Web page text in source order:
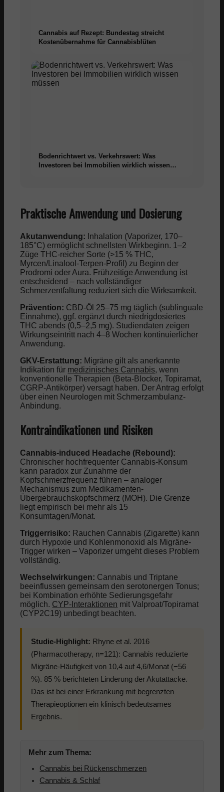
Cannabis auf Rezept: Bundestag streicht
Kostenübernahme für Cannabisblüten
Bodenrichtwert vs. Verkehrswert: Was
Investoren bei Immobilien wirklich wissen
Praktische Anwendung und Dosierung
Akutanwendung: Inhalation (Vaporizer, 170–
185°C) ermöglicht schnellsten Wirkbeginn. 1–2
Züge THC-reicher Sorte (>15 % THC,
Myrcen/Linalool-Terpen-Profil) zu Beginn der
Prodromi oder Aura. Frühzeitige Anwendung ist
entscheidend – nach vollständiger
Schmerzentfaltung reduziert sich die Wirksamkeit.
Prävention: CBD-Öl 25–75 mg täglich (sublinguale
Einnahme), ggf. ergänzt durch niedrigdosiertes
THC abends (0,5–2,5 mg). Studiendaten zeigen
Wirkungseintritt nach 4–8 Wochen kontinuierlicher
Anwendung.
GKV-Erstattung: Migräne gilt als anerkannte
Indikation für medizinisches Cannabis, wenn
konventionelle Therapien (Beta-Blocker, Topiramat,
CGRP-Antikörper) versagt haben. Der Antrag erfolgt
über einen Neurologen mit Schmerzambulanz-
Anbindung.
Kontraindikationen und Risiken
Cannabis-induced Headache (Rebound):
Chronischer hochfrequenter Cannabis-Konsum
kann paradox zur Zunahme der
Kopfschmerzfrequenz führen – analoger
Mechanismus zum Medikamenten-
Übergebrauchskopfschmerz (MOH). Die Grenze
liegt empirisch bei mehr als 15
Konsumtagen/Monat.
Triggerrisiko: Rauchen Cannabis (Zigarette) kann
durch Hypoxie und Kohlenmonoxid als Migräne-
Trigger wirken – Vaporizer umgeht dieses Problem
vollständig.
Wechselwirkungen: Cannabis und Triptane
beeinflussen gemeinsam den serotonergen Tonus;
bei Kombination erhöhte Sedierungsgefahr
möglich. CYP-Interaktionen mit Valproat/Topiramat
(CYP2C19) unbedingt beachten.
Studie-Highlight: Rhyne et al. 2016
(Pharmacotherapy, n=121): Cannabis reduzierte
Migräne-Häufigkeit von 10,4 auf 4,6/Monat (−56
%). 85 % berichteten Linderung der Akutattacke.
Das ist bei einer Erkrankung mit begrenzten
Therapieoptionen ein klinisch bedeutsames
Ergebnis.
Mehr zum Thema:
Cannabis bei Rückenschmerzen
Cannabis & Schlaf